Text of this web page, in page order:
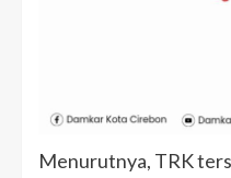
Menurutnya, TRK